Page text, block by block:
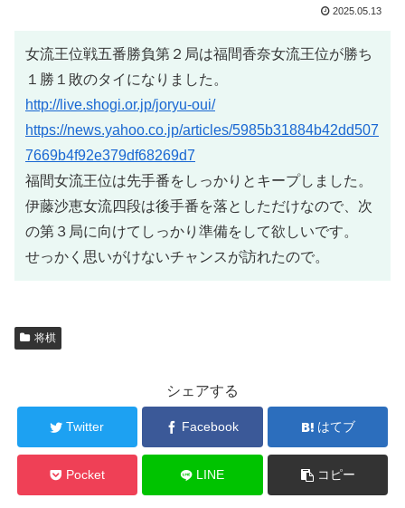
2025.05.13
女流王位戦五番勝負第２局は福間香奈女流王位が勝ち
１勝１敗のタイになりました。
http://live.shogi.or.jp/joryu-oui/
https://news.yahoo.co.jp/articles/5985b31884b42dd507
7669b4f92e379df68269d7
福間女流王位は先手番をしっかりとキープしました。
伊藤沙恵女流四段は後手番を落としただけなので、次
の第３局に向けてしっかり準備をして欲しいです。
せっかく思いがけないチャンスが訪れたので。
将棋
シェアする
Twitter Facebook はてブ
Pocket LINE コピー